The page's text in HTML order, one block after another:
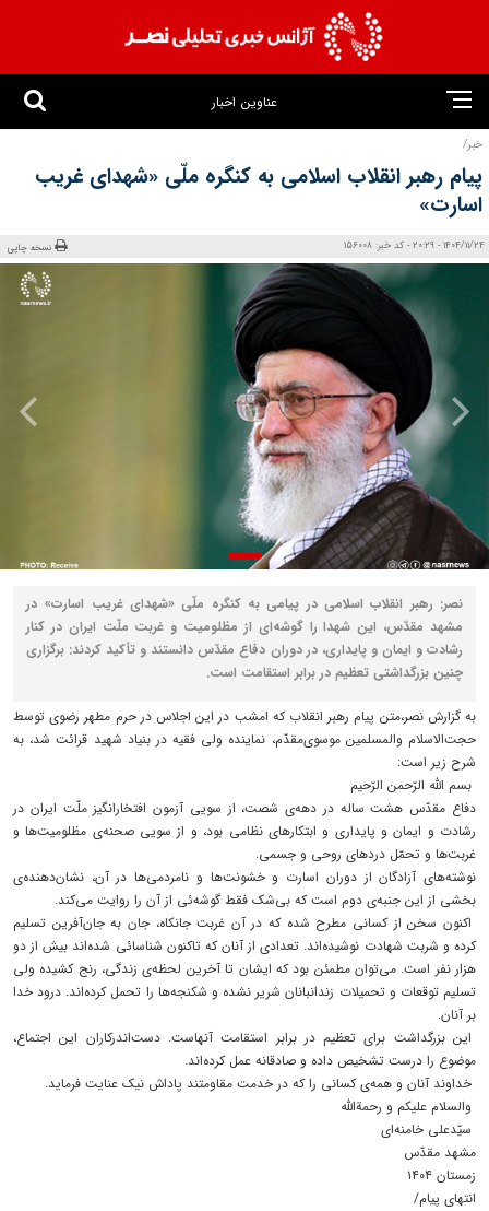
عناوین اخبار
خبر/
پیام رهبر انقلاب اسلامی به کنگره ملّی «شهدای غریب
اسارت»
1404/11/24 - 20:29 - کد خبر: 156008 نسخه چاپی
نصر: رهبر انقلاب اسلامی در پیامی به کنگره ملّی «شهدای غریب اسارت» در
مشهد مقدّس، این شهدا را گوشه‌ای از مظلومیت و غربت ملّت ایران در کنار
رشادت و ایمان و پایداری، در دوران دفاع مقدّس دانستند و تأکید کردند: برگزاری
چنین بزرگداشتی تعظیم در برابر استقامت است.
به گزارش نصر،متن پیام رهبر انقلاب که امشب در این اجلاس در حرم مطهر رضوی توسط
حجت‌الاسلام والمسلمین موسوی‌مقدّم، نماینده ولی فقیه در بنیاد شهید قرائت شد، به
شرح زیر است:
بسم الله الرّحمن الرّحیم
دفاع مقدّس هشت ساله در دهه‌ی شصت، از سویی آزمون افتخارانگیز ملّت ایران در
رشادت و ایمان و پایداری و ابتکار‌های نظامی بود، و از سویی صحنه‌ی مظلومیت‌ها و
غربت‌ها و تحمّل درد‌های روحی و جسمی.
نوشته‌های آزادگان از دوران اسارت و خشونت‌ها و نامردمی‌ها در آن، نشان‌دهنده‌ی
بخشی از این جنبه‌ی دوم است که بی‌شک فقط گوشه‌ئی از آن را روایت می‌کند.
اکنون سخن از کسانی مطرح شده که در آن غربت جانکاه، جان به جان‌آفرین تسلیم
کرده و شربت شهادت نوشیده‌اند. تعدادی از آنان که تاکنون شناسائی شده‌اند بیش از دو
هزار نفر است. می‌توان مطمئن بود که ایشان تا آخرین لحظه‌ی زندگی، رنج کشیده ولی
تسلیم توقعات و تحمیلات زندانبانان شریر نشده و شکنجه‌ها را تحمل کرده‌اند. درود خدا
بر آنان.
این بزرگداشت برای تعظیم در برابر استقامت آنهاست. دست‌اندرکاران این اجتماع،
موضوع را درست تشخیص داده و صادقانه عمل کرده‌اند.
خداوند آنان و همه‌ی کسانی را که در خدمت مقاومتند پاداش نیک عنایت فرماید.
والسلام علیکم و رحمةالله
سیّدعلی خامنه‌ای
مشهد مقدّس
زمستان ۱۴۰۴
انتهای پیام/